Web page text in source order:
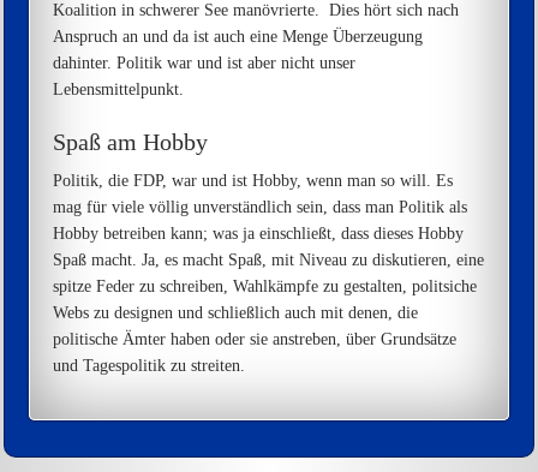
Koalition in schwerer See manövrierte. Dies hört sich nach
Anspruch an und da ist auch eine Menge Überzeugung
dahinter. Politik war und ist aber nicht unser
Lebensmittelpunkt.
Spaß am Hobby
Politik, die FDP, war und ist Hobby, wenn man so will. Es
mag für viele völlig unverständlich sein, dass man Politik als
Hobby betreiben kann; was ja einschließt, dass dieses Hobby
Spaß macht. Ja, es macht Spaß, mit Niveau zu diskutieren, eine
spitze Feder zu schreiben, Wahlkämpfe zu gestalten, politsiche
Webs zu designen und schließlich auch mit denen, die
politische Ämter haben oder sie anstreben, über Grundsätze
und Tagespolitik zu streiten.